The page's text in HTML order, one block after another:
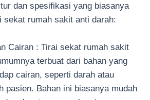
dan spesifikasi yang biasanya
sekat rumah sakit anti darah:
Cairan : Tirai sekat rumah sakit
terbuat dari bahan yang
cairan, seperti darah atau
pasien. Bahan ini biasanya mudah